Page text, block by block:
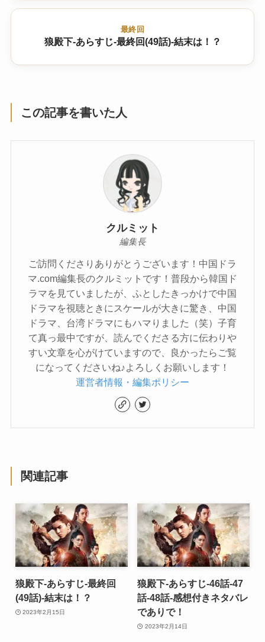
最終回
狼殿下-あらすじ-最終回(49話)-結末は！？
この記事を書いた人
クルミット
編集長
ご訪問くださりありがとうございます！中国ドラ
マ.com編集長のクルミットです！普段から韓国ド
ラマを見ていましたが、ふとしたきっかけで中国
ドラマを視聴ときにスケールが大きに驚き、中国
ドラマ、台湾ドラマにもハマりました（笑）子育
て真っ最中ですが、読んでくださる方に伝わりや
すい文章を心がけていますので、良かったらご覧
になってくださいね♪よろしくお願いします！
運営者情報・編集ポリシー
関連記事
狼殿下-あらすじ-最終回
(49話)-結末は！？
2023年2月15日
狼殿下-あらすじ-46話-47
話-48話-感想付きネタバレ
でありで！
2023年2月14日